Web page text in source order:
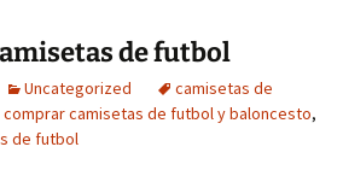
de futbol
Uncategorized
camisetas de
comprar camisetas de futbol y baloncesto,
de futbol